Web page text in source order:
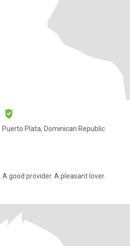
Plata, Dominican Republic
good provider. A pleasant lover.